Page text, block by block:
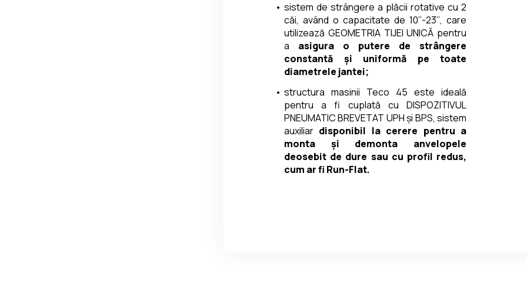
sistem de strângere a plăcii rotative cu 2
căi, având o capacitate de 10’’-23’’, care
utilizează GEOMETRIA TIJEI UNICĂ pentru
a asigura o putere de strângere
constantă și uniformă pe toate
diametrele jantei;
structura masinii Teco 45 este ideală
pentru a fi cuplată cu DISPOZITIVUL
PNEUMATIC BREVETAT UPH și BPS, sistem
auxiliar disponibil la cerere pentru a
monta și demonta anvelopele
deosebit de dure sau cu profil redus,
cum ar fi Run-Flat.